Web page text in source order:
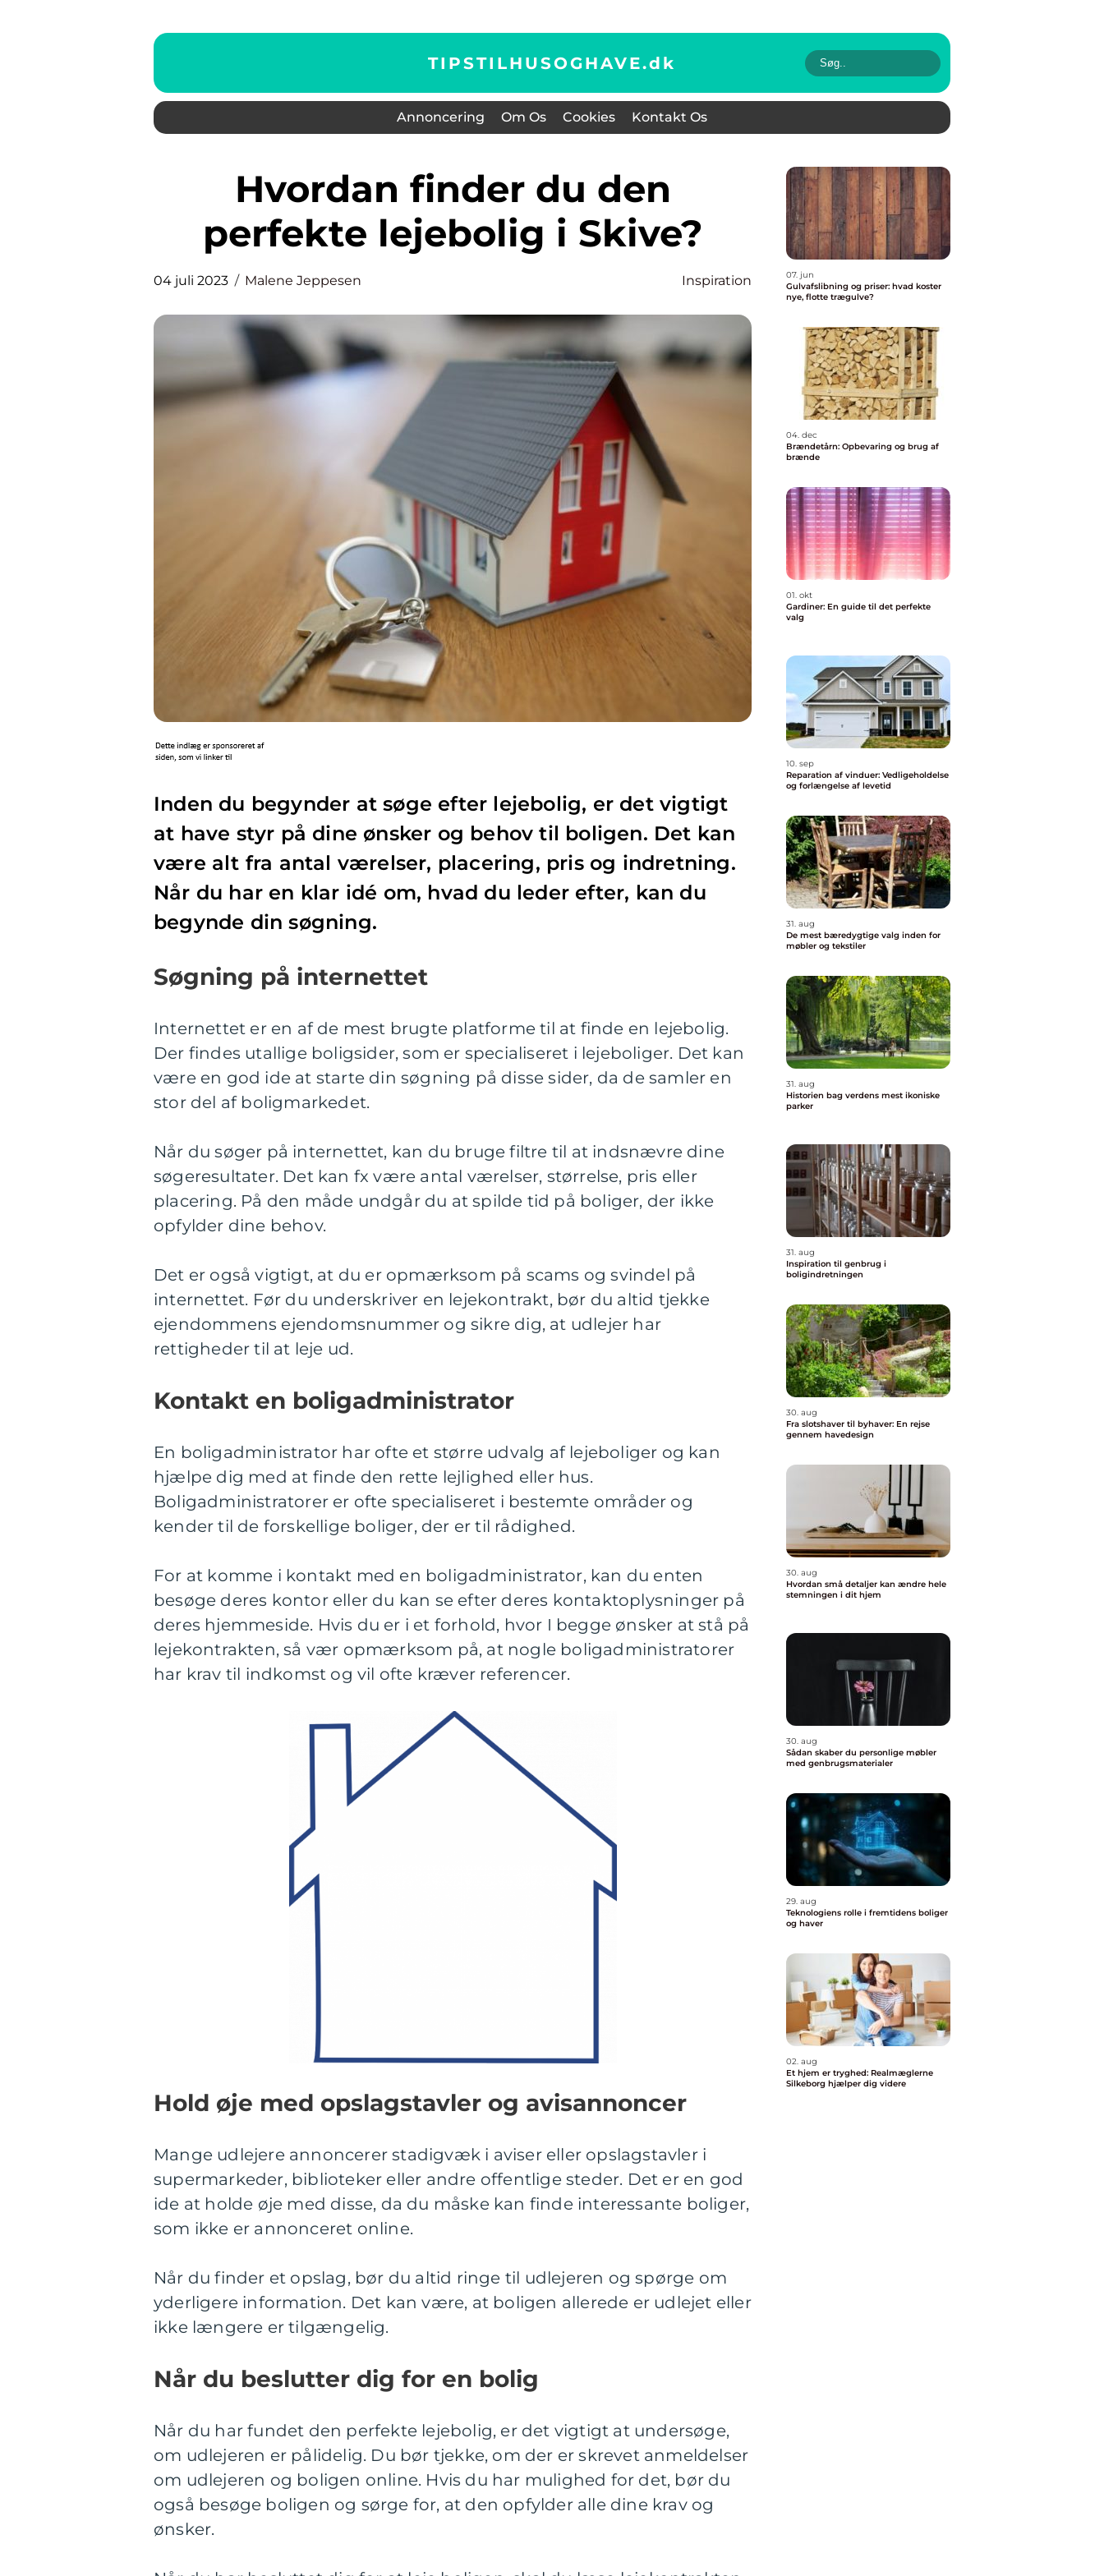
TIPSTILHUSOGHAVE.dk
Annoncering Om Os Cookies Kontakt Os
Hvordan finder du den
perfekte lejebolig i Skive?
04 juli 2023 Malene Jeppesen Inspiration
Inden du begynder at søge efter lejebolig, er det vigtigt
at have styr på dine ønsker og behov til boligen. Det kan
være alt fra antal værelser, placering, pris og indretning.
Når du har en klar idé om, hvad du leder efter, kan du
begynde din søgning.
Søgning på internettet
Internettet er en af de mest brugte platforme til at finde en lejebolig.
Der findes utallige boligsider, som er specialiseret i lejeboliger. Det kan
være en god ide at starte din søgning på disse sider, da de samler en
stor del af boligmarkedet.
Når du søger på internettet, kan du bruge filtre til at indsnævre dine
søgeresultater. Det kan fx være antal værelser, størrelse, pris eller
placering. På den måde undgår du at spilde tid på boliger, der ikke
opfylder dine behov.
Det er også vigtigt, at du er opmærksom på scams og svindel på
internettet. Før du underskriver en lejekontrakt, bør du altid tjekke
ejendommens ejendomsnummer og sikre dig, at udlejer har
rettigheder til at leje ud.
Kontakt en boligadministrator
En boligadministrator har ofte et større udvalg af lejeboliger og kan
hjælpe dig med at finde den rette lejlighed eller hus.
Boligadministratorer er ofte specialiseret i bestemte områder og
kender til de forskellige boliger, der er til rådighed.
For at komme i kontakt med en boligadministrator, kan du enten
besøge deres kontor eller du kan se efter deres kontaktoplysninger på
deres hjemmeside. Hvis du er i et forhold, hvor I begge ønsker at stå på
lejekontrakten, så vær opmærksom på, at nogle boligadministratorer
har krav til indkomst og vil ofte kræver referencer.
Hold øje med opslagstavler og avisannoncer
Mange udlejere annoncerer stadigvæk i aviser eller opslagstavler i
supermarkeder, biblioteker eller andre offentlige steder. Det er en god
ide at holde øje med disse, da du måske kan finde interessante boliger,
som ikke er annonceret online.
Når du finder et opslag, bør du altid ringe til udlejeren og spørge om
yderligere information. Det kan være, at boligen allerede er udlejet eller
ikke længere er tilgængelig.
Når du beslutter dig for en bolig
Når du har fundet den perfekte lejebolig, er det vigtigt at undersøge,
om udlejeren er pålidelig. Du bør tjekke, om der er skrevet anmeldelser
om udlejeren og boligen online. Hvis du har mulighed for det, bør du
også besøge boligen og sørge for, at den opfylder alle dine krav og
ønsker.
07. jun
Gulvafslibning og priser: hvad koster
nye, flotte trægulve?
04. dec
Brændetårn: Opbevaring og brug af
brænde
01. okt
Gardiner: En guide til det perfekte
valg
10. sep
Reparation af vinduer: Vedligeholdelse
og forlængelse af levetid
31. aug
De mest bæredygtige valg inden for
møbler og tekstiler
31. aug
Historien bag verdens mest ikoniske
parker
31. aug
Inspiration til genbrug i
boligindretningen
30. aug
Fra slotshaver til byhaver: En rejse
gennem havedesign
30. aug
Hvordan små detaljer kan ændre hele
stemningen i dit hjem
30. aug
Sådan skaber du personlige møbler
med genbrugsmaterialer
29. aug
Teknologiens rolle i fremtidens boliger
og haver
02. aug
Et hjem er tryghed: Realmæglerne
Silkeborg hjælper dig videre